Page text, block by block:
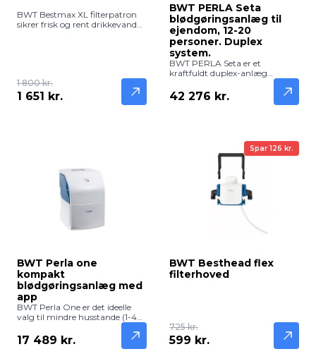
BWT Bestmax XL filterpatron
sikrer frisk og rent drikkevand
1 800 kr.
1 651 kr.
BWT PERLA Seta
blødgøringsanlæg til
ejendom, 12-20
personer. Duplex
system.
BWT PERLA Seta er et
kraftfuldt duplex-anlæg
designet til ejendomme med 6-
8 lejligheder (12-20 personer).
Med sin store filterkapacitet
vandforbruget er højest.
Anlægget fjerner effektivt kalk i
hele bygningen, hvilket
mindsker behovet for
reparationer, sparer på
energien og gør hverdagen
nemmere for alle.
42 276 kr.
BWT Perla one
kompakt
blødgøringsanlæg med
app
BWT Perla One er det ideelle
valg til mindre husstande (1-4
fordelene ved silkeblødt BWT-
vand, men har begrænset
17 489 kr.
Spar 126 kr.
BWT Besthead flex
filterhoved
725 kr.
599 kr.